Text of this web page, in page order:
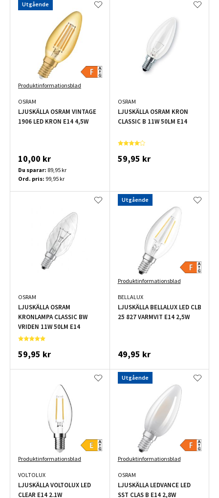
Produktinformationsblad
Utgående
OSRAM
LJUSKÄLLA OSRAM VINTAGE
1906 LED KRON E14 4,5W
10,00 kr
Du sparar: 89,95 kr
Ord. pris: 99,95 kr
OSRAM
LJUSKÄLLA OSRAM KRON
CLASSIC B 11W 50LM E14
59,95 kr
OSRAM
LJUSKÄLLA OSRAM
KRONLAMPA CLASSIC BW
VRIDEN 11W 50LM E14
59,95 kr
Produktinformationsblad
Utgående
BELLALUX
LJUSKÄLLA BELLALUX LED CLB
25 827 VARMVIT E14 2,5W
49,95 kr
Produktinformationsblad
VOLTOLUX
LJUSKÄLLA VOLTOLUX LED
CLEAR E14 2.1W
Produktinformationsblad
Utgående
OSRAM
LJUSKÄLLA LEDVANCE LED
SST CLAS B E14 2,8W